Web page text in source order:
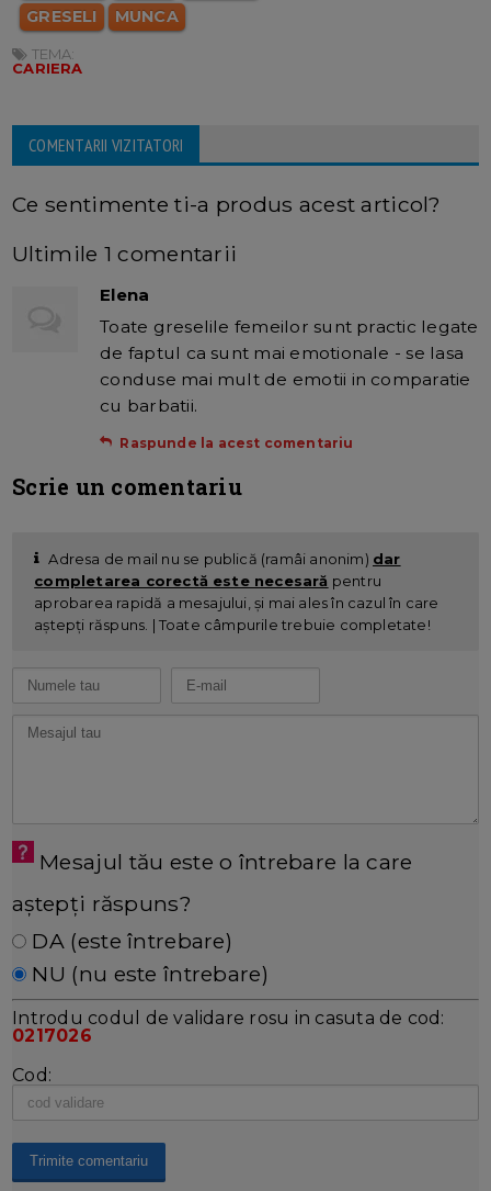
GRESELI
MUNCA
TEMA:
CARIERA
COMENTARII VIZITATORI
Ce sentimente ti-a produs acest articol?
Ultimile 1 comentarii
Elena
Toate greselile femeilor sunt practic legate
de faptul ca sunt mai emotionale - se lasa
conduse mai mult de emotii in comparatie
cu barbatii.
Raspunde la acest comentariu
Scrie un comentariu
Adresa de mail nu se publică (ramâi anonim) dar
completarea corectă este necesară pentru
aprobarea rapidă a mesajului, și mai ales în cazul în care
aștepți răspuns. | Toate câmpurile trebuie completate!
Mesajul tău este o întrebare la care
aștepți răspuns?
DA (este întrebare)
NU (nu este întrebare)
Introdu codul de validare rosu in casuta de cod:
0217026
Cod: